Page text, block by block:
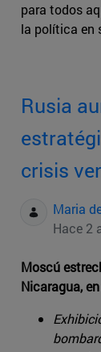
para todos
la política en
Rusia
crisis
Maria
Hace 2
Moscú
Nicaragua,